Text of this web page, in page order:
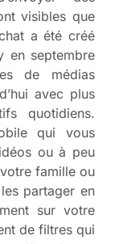
visibles que
a été créé
en septembre
de médias
avec plus
quotidiens.
qui vous
ou à peu
famille ou
partager en
sur votre
de filtres qui